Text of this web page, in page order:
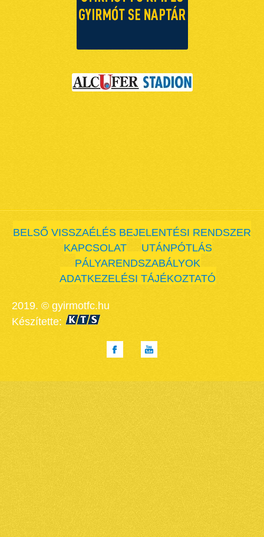
BELSŐ VISSZAÉLÉS BEJELENTÉSI RENDSZER
KAPCSOLAT
UTÁNPÓTLÁS
PÁLYARENDSZABÁLYOK
ADATKEZELÉSI TÁJÉKOZTATÓ
2019. © gyirmotfc.hu
Készítette: